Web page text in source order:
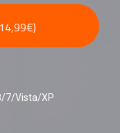
7/Vista/XP